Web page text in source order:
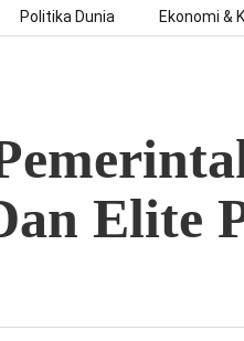
Politika Dunia Ekonomi &
Elite